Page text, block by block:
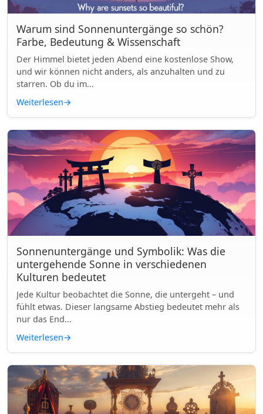
Warum sind Sonnenuntergänge so schön?
Farbe, Bedeutung & Wissenschaft
Der Himmel bietet jeden Abend eine kostenlose Show,
und wir können nicht anders, als anzuhalten und zu
starren. Ob du im...
Weiterlesen→
Sonnenuntergänge und Symbolik: Was die
untergehende Sonne in verschiedenen
Kulturen bedeutet
Jede Kultur beobachtet die Sonne, die untergeht – und
fühlt etwas. Dieser langsame Abstieg bedeutet mehr als
nur das End...
Weiterlesen→